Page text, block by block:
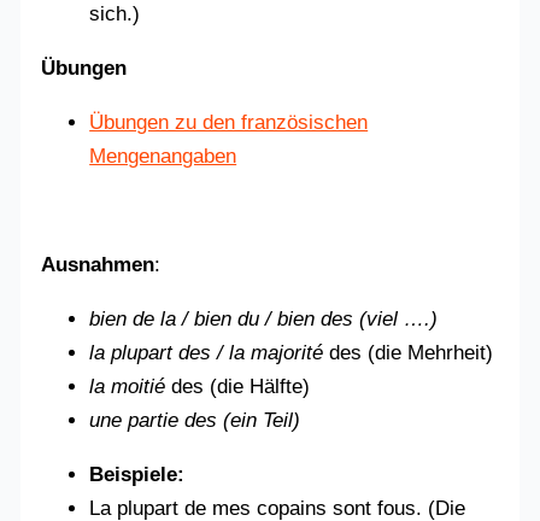
sich.)
Übungen
Übungen zu den französischen
Mengenangaben
Ausnahmen:
bien de la / bien du / bien des (viel ….)
la plupart des / la majorité des (die Mehrheit)
la moitié des (die Hälfte)
une partie des (ein Teil)
Beispiele:
La plupart de mes copains sont fous. (Die